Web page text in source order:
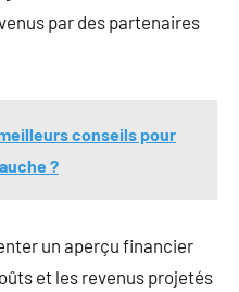
par des partenaires
conseils pour
?
un aperçu financier
et les revenus projetés